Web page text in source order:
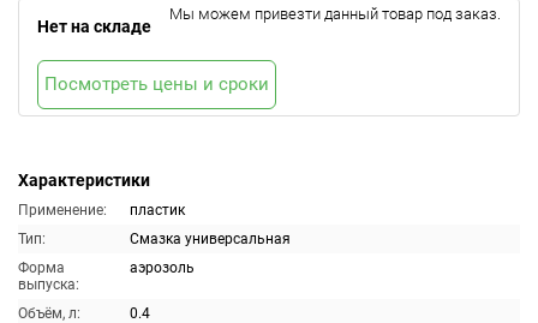
Характеристики
Применение:
пластик
Тип:
Смазка универсальная
Форма
выпуска:
аэрозоль
Объём, л:
0.4
Нет на складе
Мы можем привезти данный товар под заказ.
Посмотреть цены и сроки